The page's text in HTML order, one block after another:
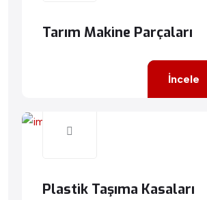
Tarım Makine Parçaları
İncele
Plastik Taşıma Kasaları